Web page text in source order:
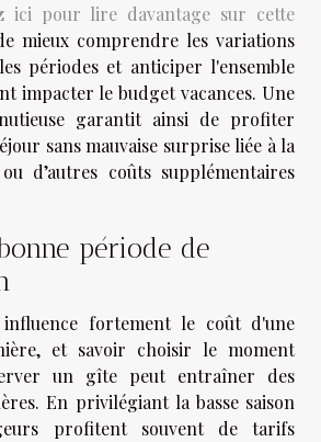
ici pour lire davantage sur cette
mieux comprendre les variations
périodes et anticiper l'ensemble
impacter le budget vacances. Une
garantit ainsi de profiter
sans mauvaise surprise liée à la
d’autres coûts supplémentaires
période de
influence fortement le coût d'une
et savoir choisir le moment
un gîte peut entraîner des
En privilégiant la basse saison
profitent souvent de tarifs